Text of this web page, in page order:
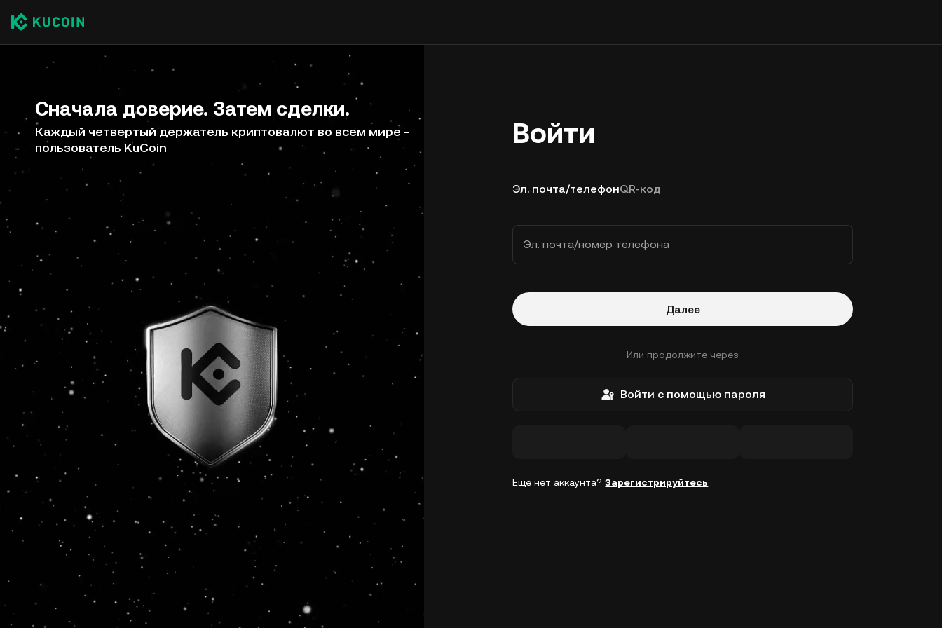
Сначала доверие. Затем сделки.
Каждый четвертый держатель криптовалют во всем мире -
пользователь KuCoin
Войти
Эл. почта/телефонQR-код
Эл. почта/номер телефона
Далее
Или продолжите через
Войти с помощью пароля
Ещё нет аккаунта?Зарегистрируйтесь